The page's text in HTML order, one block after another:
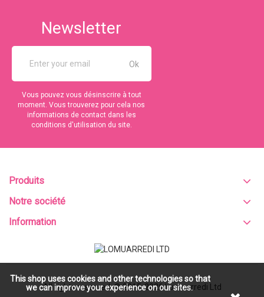
Newsletter
Vous pouvez vous désinscrire à tout
moment. Vous trouverez pour cela nos
informations de contact dans les
conditions d'utilisation du site.
Produits
Notre société
Information
This shop uses cookies and other technologies so that
we can improve your experience on our sites.
All rights reserved. © 2015-2026Lomuarredi Ltd